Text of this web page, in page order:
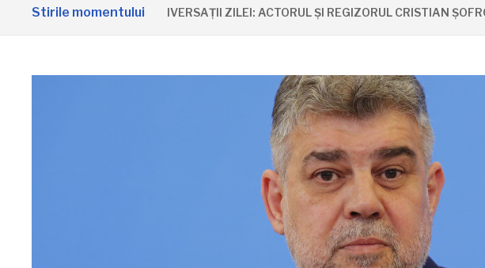
Stirile momentuluiANIVERSAȚII ZILEI: ACTORUL ȘI REGIZORUL CRISTIAN ȘOFRON